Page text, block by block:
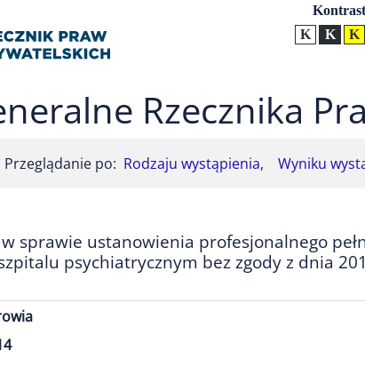
UstawieniaKontrast
Kontrast
Rzecznika
Przeglądanie po: Rodzaju wystąpienia, Wyniku
sprawie ustanowienia profesjonalnego
psychiatrycznym bez zgody z dnia